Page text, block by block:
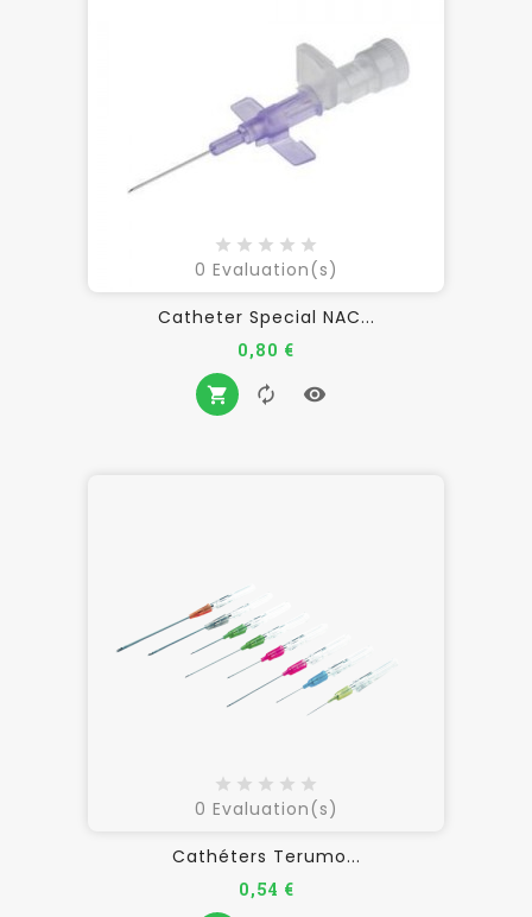
0 Evaluation(s)
Catheter Special NAC...
0,80 €
0 Evaluation(s)
Cathéters Terumo...
0,54 €Prix